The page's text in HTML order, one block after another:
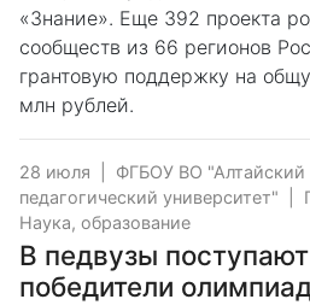
«Знание». Еще 392 проекта
сообществ из 66 регионов
грантовую поддержку на
млн рублей.
28 июля
ФГБОУ ВО "Алтайский
педагогический университет"
Наука, образование
В педвузы поступают
победители